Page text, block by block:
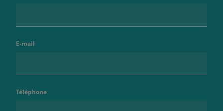
E-mail
Téléphone